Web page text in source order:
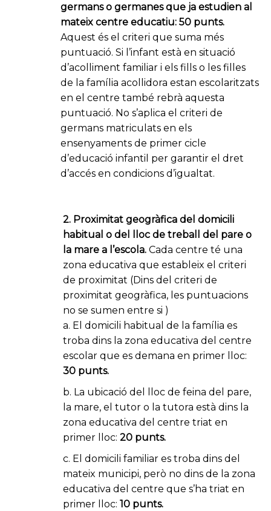
germans o germanes que ja estudien al
mateix centre educatiu: 50 punts.
Aquest és el criteri que suma més
puntuació. Si l’infant està en situació
d’acolliment familiar i els fills o les filles
de la família acollidora estan escolaritzats
en el centre també rebrà aquesta
puntuació. No s’aplica el criteri de
germans matriculats en els
ensenyaments de primer cicle
d’educació infantil per garantir el dret
d’accés en condicions d’igualtat.
2. Proximitat geogràfica del domicili
habitual o del lloc de treball del pare o
la mare a l’escola. Cada centre té una
zona educativa que estableix el criteri
de proximitat (Dins del criteri de
proximitat geogràfica, les puntuacions
no se sumen entre si )
a. El domicili habitual de la família es
troba dins la zona educativa del centre
escolar que es demana en primer lloc:
30 punts.
b. La ubicació del lloc de feina del pare,
la mare, el tutor o la tutora està dins la
zona educativa del centre triat en
primer lloc: 20 punts.
c. El domicili familiar es troba dins del
mateix municipi, però no dins de la zona
educativa del centre que s’ha triat en
primer lloc: 10 punts.